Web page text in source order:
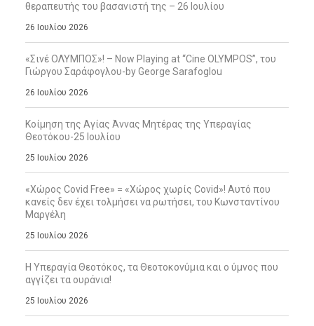
θεραπευτής του βασανιστή της – 26 Ιουλίου
26 Ιουλίου 2026
«Σινέ ΟΛΥΜΠΟΣ»! – Now Playing at “Cine OLYMPOS”, του
Γιώργου Σαράφογλου-by George Sarafoglou
26 Ιουλίου 2026
Κοίμηση της Αγίας Άννας Μητέρας της Υπεραγίας
Θεοτόκου-25 Ιουλίου
25 Ιουλίου 2026
«Χώρος Covid Free» = «Χώρος χωρίς Covid»! Αυτό που
κανείς δεν έχει τολμήσει να ρωτήσει, του Κωνσταντίνου
Μαργέλη
25 Ιουλίου 2026
Η Υπεραγία Θεοτόκος, τα Θεοτοκονύμια και ο ύμνος που
αγγίζει τα ουράνια!
25 Ιουλίου 2026